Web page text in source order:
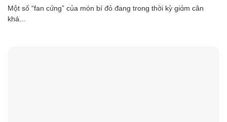
Một số “fan cứng” của món bí đỏ đang trong thời kỳ giảm cân
khá...